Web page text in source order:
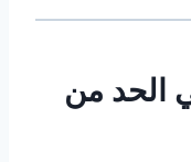
الحد من